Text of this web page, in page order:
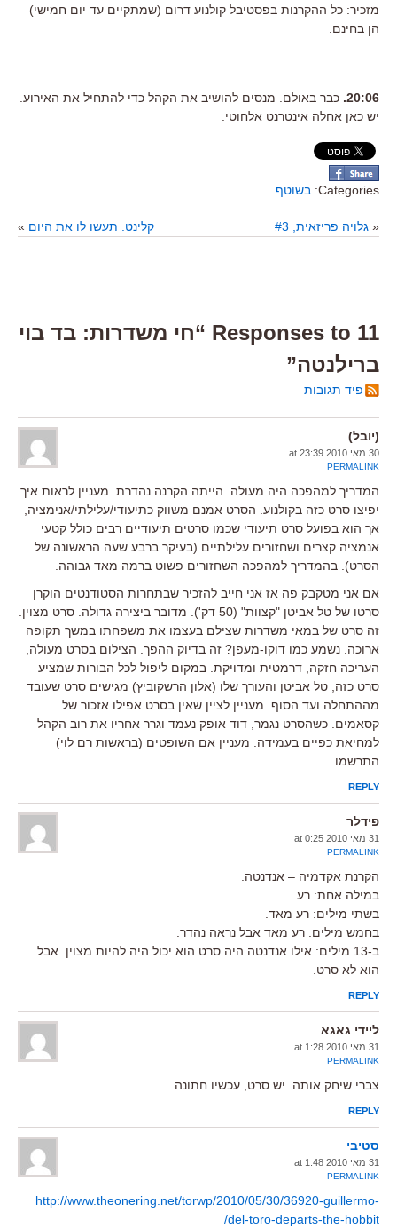
מזכיר: כל ההקרנות בפסטיבל קולנוע דרום (שמתקיים עד יום חמישי)
הן בחינם.
20:06. כבר באולם. מנסים להושיב את הקהל כדי להתחיל את האירוע.
יש כאן אחלה אינטרנט אלחוטי.
Categories: בשוטף
« גלויה פריזאית, #3 קלינט. תעשו לו את היום »
11 Responses to “חי משדרות: בד בוי
ברילנטה”
פיד תגובות
(יובל)
30 מאי 2010 at 23:39
PERMALINK
המדריך למהפכה היה מעולה. הייתה הקרנה נהדרת. מעניין לראות איך
יפיצו סרט כזה בקולנוע. הסרט אמנם משווק כתיעודי/עלילתי/אנימציה,
אך הוא בפועל סרט תיעודי שכמו סרטים תיעודיים רבים כולל קטעי
אנמציה קצרים ושחזורים עלילתיים (בעיקר ברבע שעה הראשונה של
הסרט). בהמדריך למהפכה השחזורים פשוט ברמה מאד גבוהה.
אם אני מטקבק פה אז אני חייב להזכיר שבתחרות הסטודנטים הוקרן
סרטו של טל אביטן "קצוות" (50 דק'). מדובר ביצירה גדולה. סרט מצוין.
זה סרט של במאי משדרות שצילם בעצמו את משפחתו במשך תקופה
ארוכה. נשמע כמו דוקו-מעפן? זה בדיוק ההפך. הצילום בסרט מעולה,
העריכה חזקה, דרמטית ומדויקת. במקום ליפול לכל הבורות שמציע
סרט כזה, טל אביטן והעורך שלו (אלון הרשקוביץ) מגישים סרט שעובד
מההתחלה ועד הסוף. מעניין לציין שאין בסרט אפילו אזכור של
קסאמים. כשהסרט נגמר, דוד אופק נעמד וגרר אחריו את רוב הקהל
למחיאת כפיים בעמידה. מעניין אם השופטים (בראשות רם לוי)
התרשמו.
REPLY
פידלר
31 מאי 2010 at 0:25
PERMALINK
הקרנת אקדמיה – אנדנטה.
במילה אחת: רע.
בשתי מילים: רע מאד.
בחמש מילים: רע מאד אבל נראה נהדר.
ב-13 מילים: אילו אנדנטה היה סרט הוא יכול היה להיות מצוין. אבל
הוא לא סרט.
REPLY
ליידי גאגא
31 מאי 2010 at 1:28
PERMALINK
צברי שיחק אותה. יש סרט, עכשיו חתונה.
REPLY
סטיבי
31 מאי 2010 at 1:48
PERMALINK
http://www.theonering.net/torwp/2010/05/30/36920-guillermo-
del-toro-departs-the-hobbit/